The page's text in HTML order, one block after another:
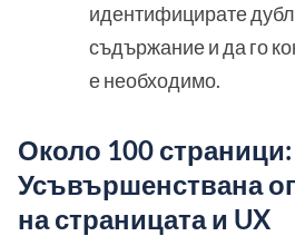
идентифицирате
съдържание и да го
е необходимо.
Около 100 страници:
Усъвършенствана
на страницата и UX